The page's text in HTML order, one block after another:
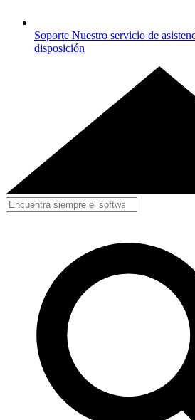
Soporte Nuestro servicio de
disposición